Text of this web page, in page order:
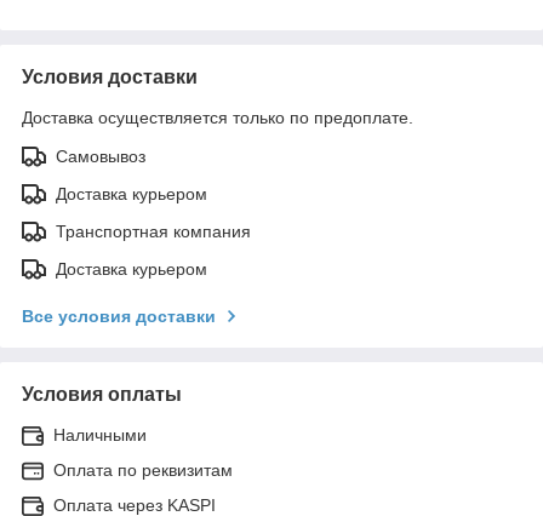
Условия доставки
Доставка осуществляется только по предоплате.
Самовывоз
Доставка курьером
Транспортная компания
Доставка курьером
Все условия доставки
Условия оплаты
Наличными
Оплата по реквизитам
Оплата через KASPI